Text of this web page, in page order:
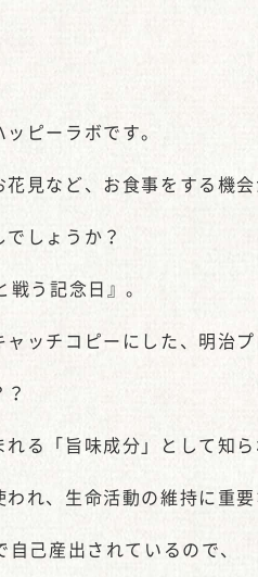
ピーラボです。
見など、お食事をする機会
しょうか？
う記念日』。
ッチコピーにした、明治
る「旨味成分」として知ら
れ、生命活動の維持に重
己産出されているので、